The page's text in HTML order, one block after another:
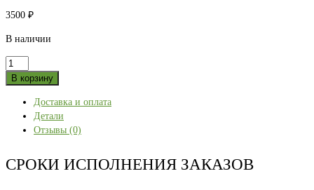
3500 ₽
В наличии
Количество
товара
В корзину
Доставка и оплата
Детали
Отзывы (0)
СРОКИ ИСПОЛНЕНИЯ ЗАКАЗОВ